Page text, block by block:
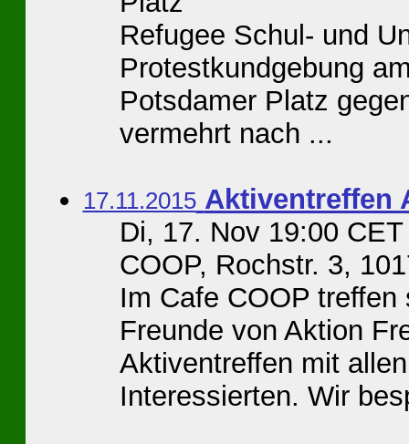
Refugee Schul- und
Protestkundgebung
Potsdamer Platz
vermehrt nach ...
17.11.2015 Aktiventreffen
Di, 17. Nov 19:00
COOP, Rochstr. 3,
Im Cafe COOP
Freunde von Aktion
Aktiventreffen mit
Interessierten. Wir